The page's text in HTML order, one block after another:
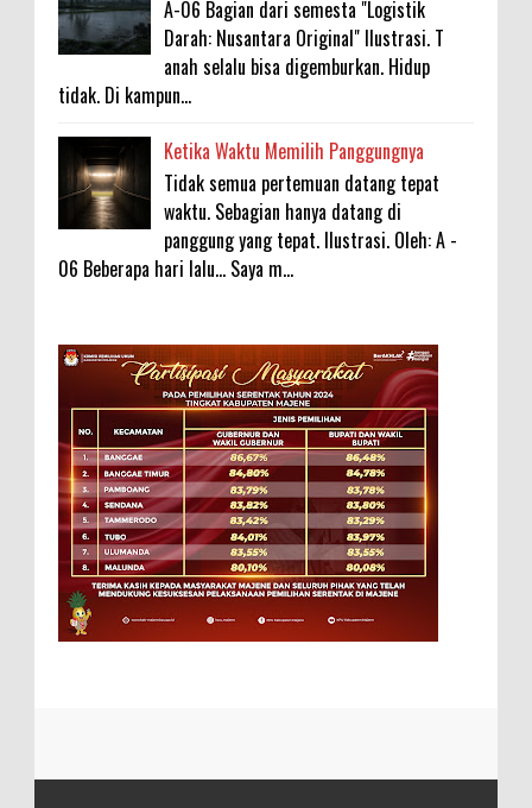
A-06 Bagian dari semesta "Logistik
Darah: Nusantara Original" Ilustrasi. T
anah selalu bisa digemburkan. Hidup
tidak. Di kampun...
Ketika Waktu Memilih Panggungnya
Tidak semua pertemuan datang tepat
waktu. Sebagian hanya datang di
panggung yang tepat. Ilustrasi. Oleh: A -
06 Beberapa hari lalu... Saya m...